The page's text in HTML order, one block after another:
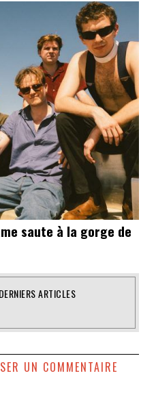
saute à la gorge de
DERNIERS ARTICLES
UN COMMENTAIRE